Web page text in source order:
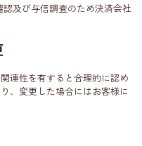
認及び与信調査のため決済会社
連性を有すると合理的に認め
、変更した場合にはお客様に